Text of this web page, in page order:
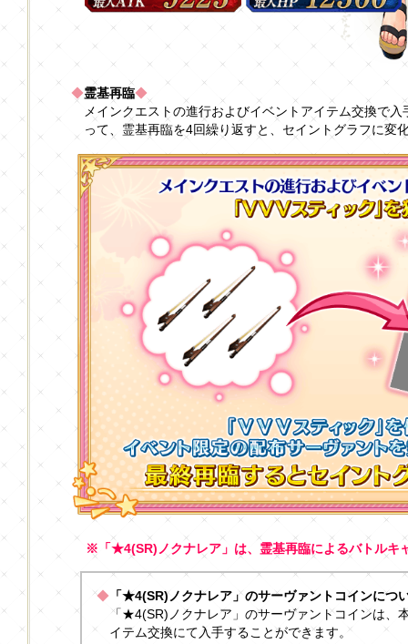
◆霊基再臨◆
メインクエストの進行およびイベントアイテム交換で
って、霊基再臨を4回繰り返すと、セイントグラフに変
※「★4(SR)ノクナレア」は、霊基再臨によるバトルキ
◆ 「★4(SR)ノクナレア」のサーヴァントコインにつ
「★4(SR)ノクナレア」のサーヴァントコインは、
イテム交換にて入手することができます。